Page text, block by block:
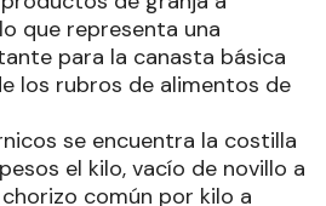
que representa una
para la canasta básica
los rubros de alimentos de
se encuentra la costilla
el kilo, vacío de novillo a
común por kilo a